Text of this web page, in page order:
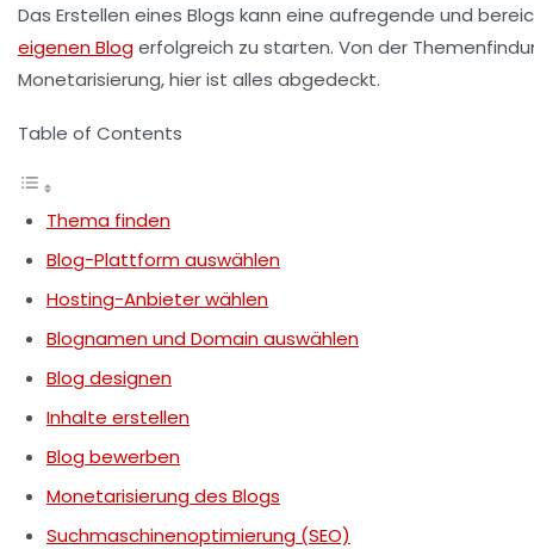
Das Erstellen eines Blogs kann eine aufregende und
eigenen Blogerfolgreich zu starten. Von der
Monetarisierung, hier ist alles abgedeckt.
Table of Contents
Thema finden
Blog-Plattform auswählen
Hosting-Anbieter wählen
Blognamen und Domain auswählen
Blog designen
Inhalte erstellen
Blog bewerben
Monetarisierung des Blogs
Suchmaschinenoptimierung (SEO)